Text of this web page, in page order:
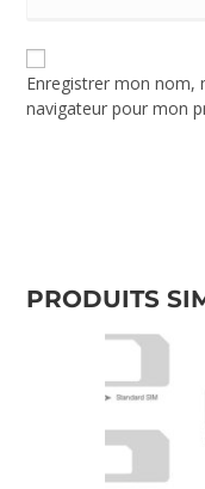
Enregistrer mon nom,
navigateur pour mon
PRODUITS